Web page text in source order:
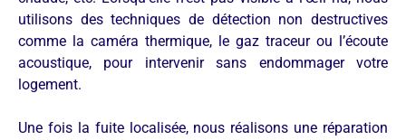
utilisons des techniques de détection non destructives
comme la caméra thermique, le gaz traceur ou l’écoute
acoustique, pour intervenir sans endommager votre
logement.
Une fois la fuite localisée, nous réalisons une réparation